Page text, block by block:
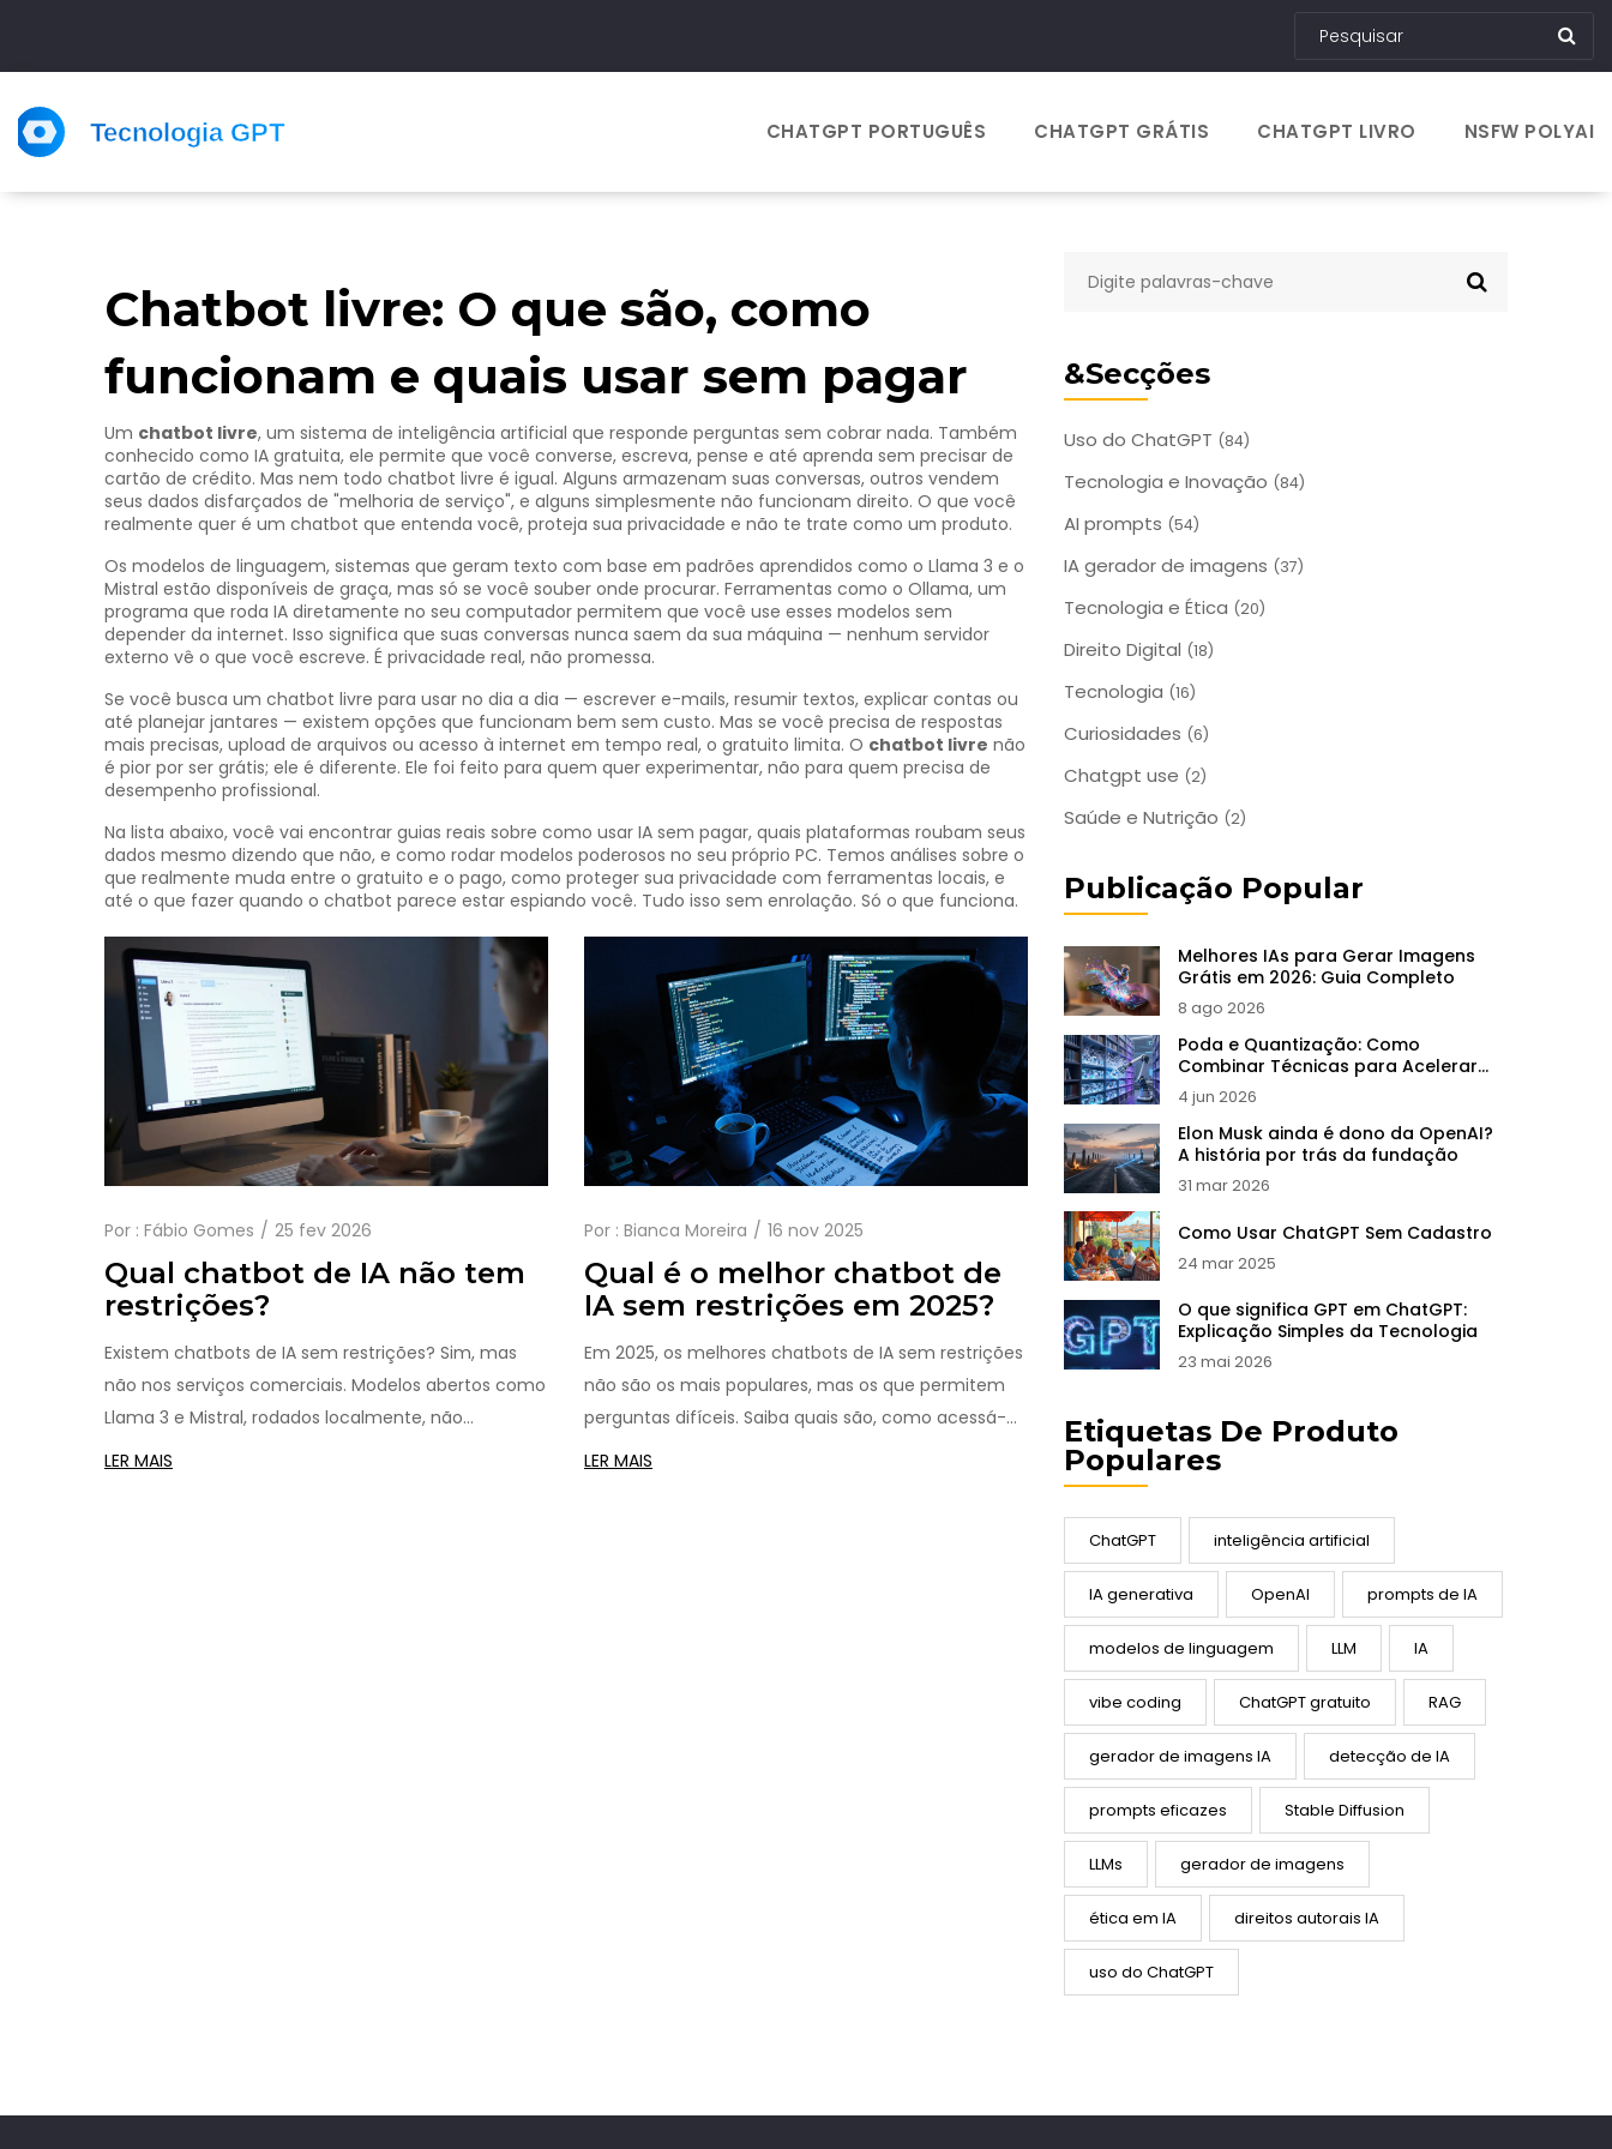
CHATGPT PORTUGUÊS CHATGPT GRÁTIS CHATGPT LIVRO NSFW POLYAI
&Secções
Uso do ChatGPT (84)
Tecnologia e Inovação (84)
AI prompts (54)
IA gerador de imagens (37)
Tecnologia e Ética (20)
Direito Digital (18)
Tecnologia (16)
Curiosidades (6)
Chatgpt use (2)
Saúde e Nutrição (2)
Publicação Popular
Melhores IAs para Gerar Imagens
Grátis em 2026: Guia Completo
8 ago 2026
Poda e Quantização: Como
Combinar Técnicas para Acelerar
LLMs em 2026
4 jun 2026
Elon Musk ainda é dono da OpenAI?
A história por trás da fundação
31 mar 2026
Como Usar ChatGPT Sem Cadastro
24 mar 2025
O que significa GPT em ChatGPT:
Explicação Simples da Tecnologia
23 mai 2026
Etiquetas De Produto
Populares
ChatGPT inteligência artificial
IA generativa OpenAI prompts de IA
modelos de linguagem LLM IA
vibe coding ChatGPT gratuito RAG
gerador de imagens IA detecção de IA
prompts eficazes Stable Diffusion
LLMs gerador de imagens
ética em IA direitos autorais IA
uso do ChatGPT
Chatbot livre: O que são, como
funcionam e quais usar sem pagar
Um chatbot livre, um sistema de inteligência artificial que responde perguntas sem cobrar nada. Também
conhecido como IA gratuita, ele permite que você converse, escreva, pense e até aprenda sem precisar de
cartão de crédito. Mas nem todo chatbot livre é igual. Alguns armazenam suas conversas, outros vendem
seus dados disfarçados de "melhoria de serviço", e alguns simplesmente não funcionam direito. O que você
realmente quer é um chatbot que entenda você, proteja sua privacidade e não te trate como um produto.
Os modelos de linguagem, sistemas que geram texto com base em padrões aprendidos como o Llama 3 e o
Mistral estão disponíveis de graça, mas só se você souber onde procurar. Ferramentas como o Ollama, um
programa que roda IA diretamente no seu computador permitem que você use esses modelos sem
depender da internet. Isso significa que suas conversas nunca saem da sua máquina — nenhum servidor
externo vê o que você escreve. É privacidade real, não promessa.
Se você busca um chatbot livre para usar no dia a dia — escrever e-mails, resumir textos, explicar contas ou
até planejar jantares — existem opções que funcionam bem sem custo. Mas se você precisa de respostas
mais precisas, upload de arquivos ou acesso à internet em tempo real, o gratuito limita. O chatbot livre não
é pior por ser grátis; ele é diferente. Ele foi feito para quem quer experimentar, não para quem precisa de
desempenho profissional.
Na lista abaixo, você vai encontrar guias reais sobre como usar IA sem pagar, quais plataformas roubam seus
dados mesmo dizendo que não, e como rodar modelos poderosos no seu próprio PC. Temos análises sobre o
que realmente muda entre o gratuito e o pago, como proteger sua privacidade com ferramentas locais, e
até o que fazer quando o chatbot parece estar espiando você. Tudo isso sem enrolação. Só o que funciona.
Por : Fábio Gomes 25 fev 2026
Qual chatbot de IA não tem
restrições?
Existem chatbots de IA sem restrições? Sim, mas
não nos serviços comerciais. Modelos abertos como
Llama 3 e Mistral, rodados localmente, não
bloqueiam perguntas. Entenda como funcionam,
LER MAIS
Por : Bianca Moreira 16 nov 2025
Qual é o melhor chatbot de
IA sem restrições em 2025?
Em 2025, os melhores chatbots de IA sem restrições
não são os mais populares, mas os que permitem
perguntas difíceis. Saiba quais são, como acessá-
los e quando realmente precisar de um.
LER MAIS